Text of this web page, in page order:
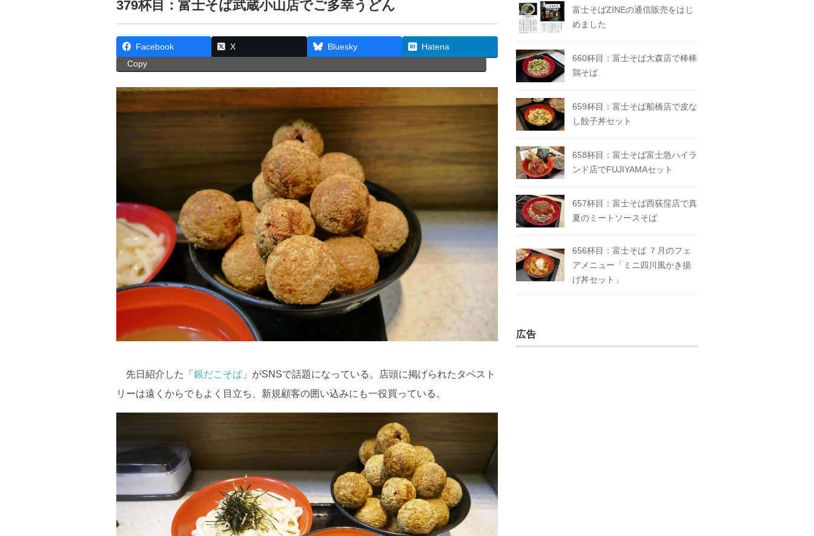
379杯目：富士そば武蔵小山店でご多幸うどん
Facebook X Bluesky
Hatena
Copy
先日紹介した「 銀だこそば 」がSNSで話題になっている。店頭に掲げられたタペスト
リーは遠くからでもよく目立ち、新規顧客の囲い込みにも一役買っている。
富士そばZINEの通信販売をはじ
めました
660杯目：富士そば大森店で棒棒
鶏そば
659杯目：富士そば船橋店で皮な
し餃子丼セット
658杯目：富士そば富士急ハイラ
ンド店でFUJIYAMAセット
657杯目：富士そば西荻窪店で真
夏のミートソースそば
656杯目：富士そば ７月のフェ
アメニュー「ミニ四川風かき揚
げ丼セット」
広告